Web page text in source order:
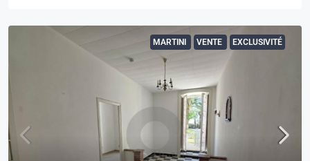
MARTINI VENTE EXCLUSIVITÉ